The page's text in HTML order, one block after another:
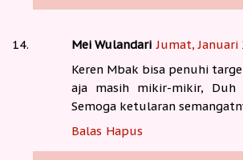
Mei Wulandari Jumat, Januari
Keren Mbak bisa penuhi
aja masih mikir-mikir, Duh
Semoga ketularan
Balas Hapus